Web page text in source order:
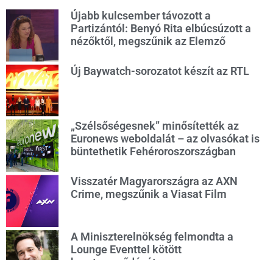
Újabb kulcsember távozott a
Partizántól: Benyó Rita elbúcsúzott a
nézőktől, megszűnik az Elemző
Új Baywatch-sorozatot készít az RTL
„Szélsőségesnek” minősítették az
Euronews weboldalát – az olvasókat is
büntethetik Fehéroroszországban
Visszatér Magyarországra az AXN
Crime, megszűnik a Viasat Film
A Miniszterelnökség felmondta a
Lounge Eventtel kötött